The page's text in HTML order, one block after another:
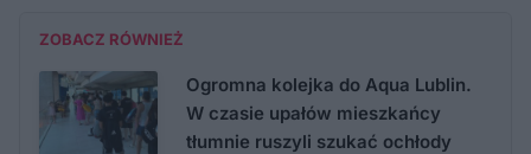
ZOBACZ RÓWNIEŻ
Ogromna kolejka do Aqua Lublin.
W czasie upałów mieszkańcy
tłumnie ruszyli szukać ochłody